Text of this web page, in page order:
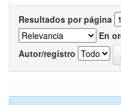
Resultados por página
En
Autor/registro